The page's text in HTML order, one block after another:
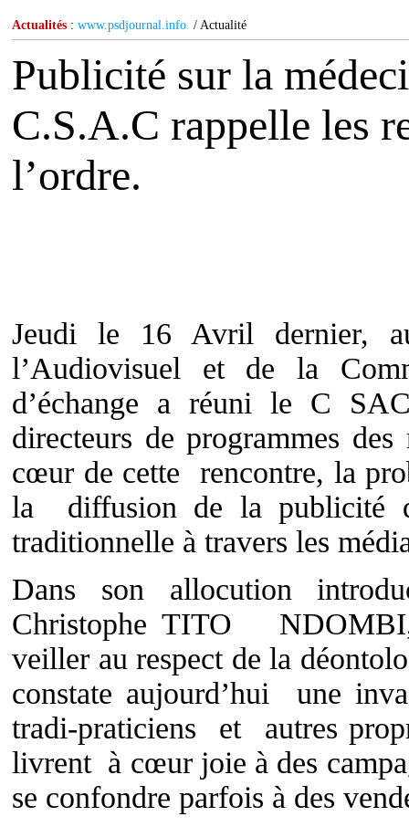
Actualités : www.psdjournal.info / Actualité
Publicité sur la
C.S.A.C rappelle les
l’ordre.
Jeudi le 16 Avril dernier,
l’Audiovisuel et de la
d’échange a réuni le C
directeurs de programmes
cœur de cette rencontre, la
la diffusion de la publicité
traditionnelle à travers les
Dans son allocution
Christophe TITO
veiller au respect de la
constate aujourd’hui une
tradi-praticiens et autres
livrent à cœur joie à des
se confondre parfois à des